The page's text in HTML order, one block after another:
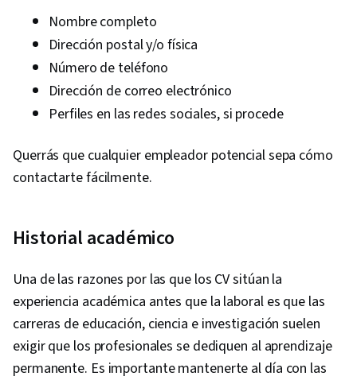
Nombre completo
Dirección postal y/o física
Número de teléfono
Dirección de correo electrónico
Perfiles en las redes sociales, si procede
Querrás que cualquier empleador potencial sepa cómo
contactarte fácilmente.
Historial académico
Una de las razones por las que los CV sitúan la
experiencia académica antes que la laboral es que las
carreras de educación, ciencia e investigación suelen
exigir que los profesionales se dediquen al aprendizaje
permanente. Es importante mantenerte al día con las